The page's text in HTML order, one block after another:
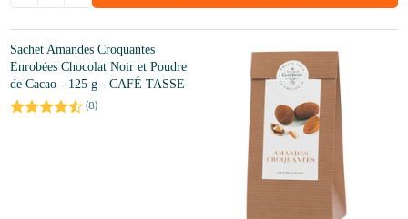
Sachet Amandes Croquantes
Enrobées Chocolat Noir et Poudre
de Cacao - 125 g - CAFÉ TASSE
(8)